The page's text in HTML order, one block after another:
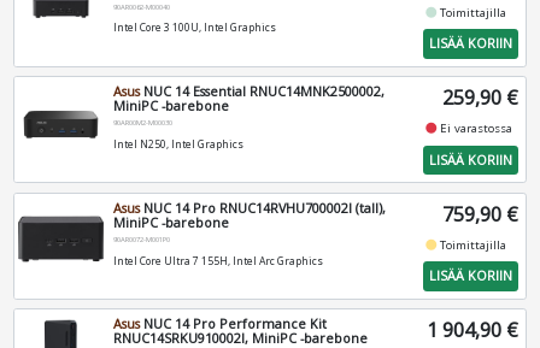
90AR0062-M00040
Intel Core 3 100U, Intel Graphics
fiber_manual_recordToimittajilla
LISÄÄ KORIIN
AsusNUC 14 Essential RNUC14MNK2500002,
MiniPC -barebone
90AR00M2-M00030
Intel N250, Intel Graphics
259,90 €
fiber_manual_record Ei varastossa
LISÄÄ KORIIN
AsusNUC 14 Pro RNUC14RVHU700002I (tall),
MiniPC -barebone
90AR0072-M001P0
Intel Core Ultra 7 155H, Intel Arc Graphics
759,90 €
fiber_manual_recordToimittajilla
LISÄÄ KORIIN
AsusNUC 14 Pro Performance Kit
RNUC14SRKU910002I, MiniPC -barebone
1 904,90 €